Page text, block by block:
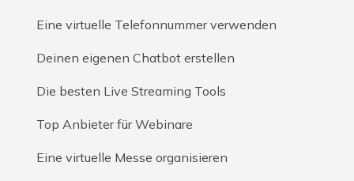
Eine virtuelle Telefonnummer verwenden
Deinen eigenen Chatbot erstellen
Die besten Live Streaming Tools
Top Anbieter für Webinare
Eine virtuelle Messe organisieren